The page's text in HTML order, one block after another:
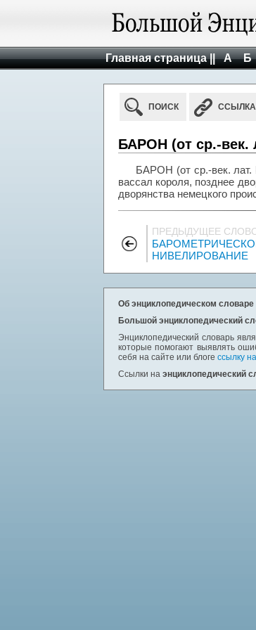
Главная страница || А Б
ПОИСК ССЫЛКА
БАРОН (от ср.-век.
БАРОН (от ср.-век. лат.
вассал короля, позднее
дворянства немецкого
ПРЕДЫДУЩЕЕ
НИВЕЛИРОВАНИЕ
Об энциклопедическом словаре
Большой энциклопедический
Энциклопедический словарь
которые помогают выявлять
себя на сайте или блоге ссылку
Ссылки на энциклопедический